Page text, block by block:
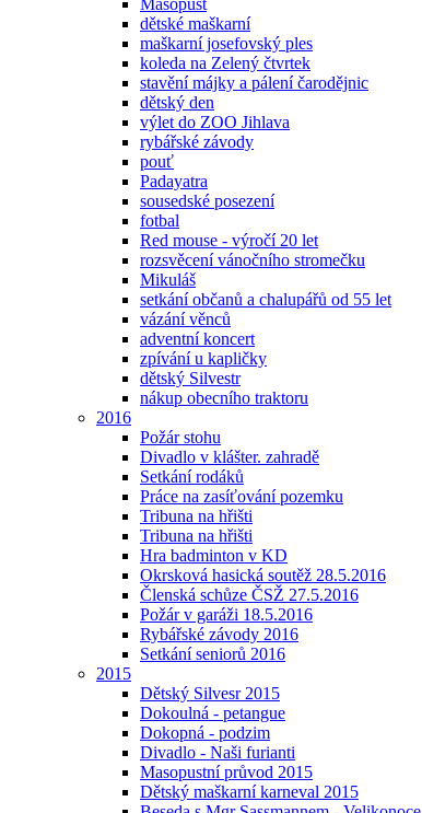
Masopust
dětské maškarní
maškarní josefovský ples
koleda na Zelený čtvrtek
stavění májky a pálení čarodějnic
dětský den
výlet do ZOO Jihlava
rybářské závody
pouť
Padayatra
sousedské posezení
fotbal
Red mouse - výročí 20 let
rozsvěcení vánočního stromečku
Mikuláš
setkání občanů a chalupářů od 55 let
vázání věnců
adventní koncert
zpívání u kapličky
dětský Silvestr
nákup obecního traktoru
2016
Požár stohu
Divadlo v klášter. zahradě
Setkání rodáků
Práce na zasíťování pozemku
Tribuna na hřišti
Tribuna na hřišti
Hra badminton v KD
Okrsková hasická soutěž 28.5.2016
Členská schůze ČSŽ 27.5.2016
Požár v garáži 18.5.2016
Rybářské závody 2016
Setkání seniorů 2016
2015
Dětský Silvesr 2015
Dokoulná - petangue
Dokopná - podzim
Divadlo - Naši furianti
Masopustní průvod 2015
Dětský maškarní karneval 2015